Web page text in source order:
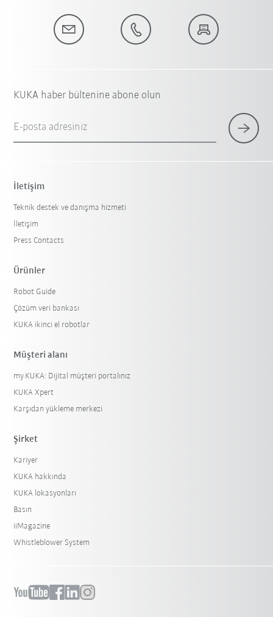
KUKA haber bültenine abone olun
E-posta adresiniz
İletişim
Teknik destek ve danışma hizmeti
İletişim
Press Contacts
Ürünler
Robot Guide
Çözüm veri bankası
KUKA ikinci el robotlar
Müşteri alanı
my.KUKA: Dijital müşteri portalınız
KUKA Xpert
Karşıdan yükleme merkezi
Şirket
Kariyer
KUKA hakkında
KUKA lokasyonları
Basın
iiMagazine
Whistleblower System